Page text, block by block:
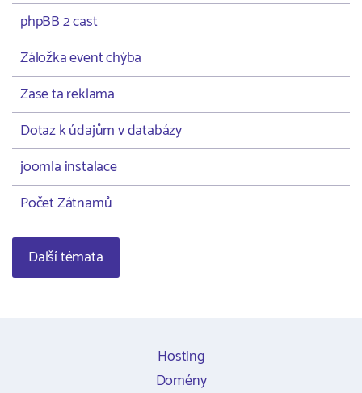
phpBB 2 cast
Záložka event chýba
Zase ta reklama
Dotaz k údajům v databázy
joomla instalace
Počet Zátnamů
Další témata
Hosting
Domény